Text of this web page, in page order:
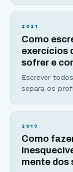
diferente. Não
sempre
2021
Como
exercícios
sofrer e
Escrever
separa os
bem-
música. Seu
2019
Como
mente dos